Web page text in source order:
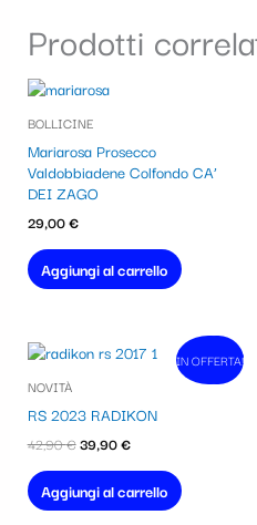
Prodotti
BOLLICINE
Mariarosa Prosecco
Valdobbiadene Colfondo CA’
DEI ZAGO
29,00€
Aggiungi al carrello
In vendita!
IN OFFERTA!
NOVITÀ
RS 2023 RADIKON
42,90€
Il
era:
39,90€
Il
è:
Aggiungi al carrello